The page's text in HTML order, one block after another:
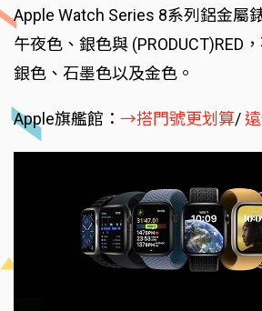
Apple Watch Series 8系列鋁金屬
午夜色、銀色與 (PRODUCT)RED
銀色、石墨色以及金色。
Apple旗艦館： →搭門號更划算/